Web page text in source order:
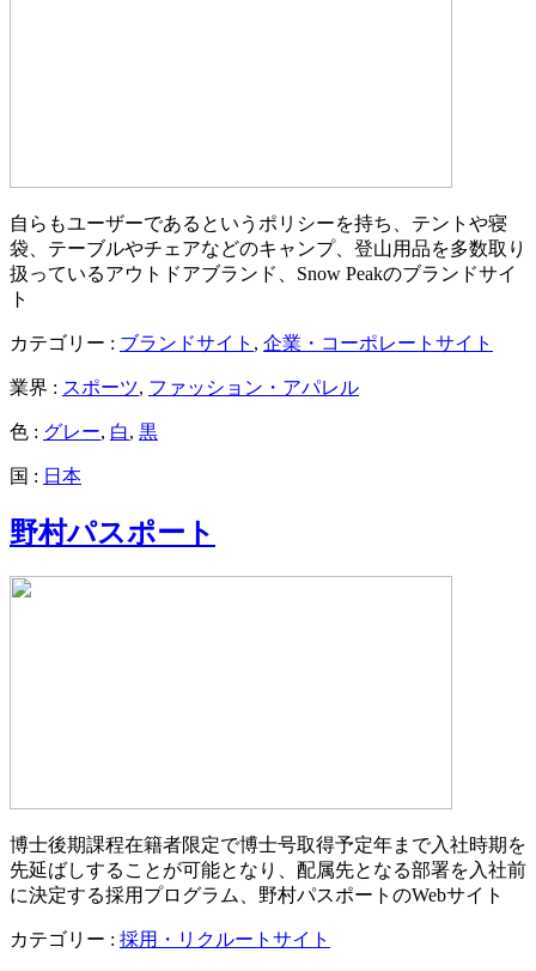
自らもユーザーであるというポリシーを持ち、テントや寝
袋、テーブルやチェアなどのキャンプ、登山用品を多数取り
扱っているアウトドアブランド、Snow Peakのブランドサイ
ト
カテゴリー : ブランドサイト , 企業・コーポレートサイト
業界 : スポーツ, ファッション・アパレル
色 : グレー, 白, 黒
国 : 日本
野村パスポート
博士後期課程在籍者限定で博士号取得予定年まで入社時期を
先延ばしすることが可能となり、配属先となる部署を入社前
に決定する採用プログラム、野村パスポートのWebサイト
カテゴリー : 採用・リクルートサイト